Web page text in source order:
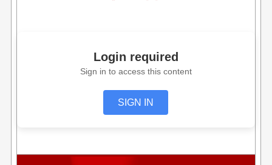
Login required
Sign in to access this content
SIGN IN